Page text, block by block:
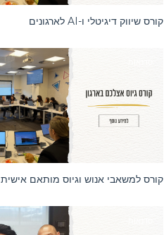
קורס שיווק דיגיטלי ו-AI לארגונים
קורס למשאבי אנוש וגיוס מותאם אישית